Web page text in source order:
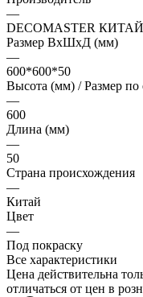
—
DECOMASTER КИТАЙ
Размер ВхШхД (мм)
—
600*600*50
Высота (мм) / Размер по
—
600
Длина (мм)
—
50
Страна происхождения
—
Китай
Цвет
—
Под покраску
Все характеристики
Цена действительна
отличаться от цен в